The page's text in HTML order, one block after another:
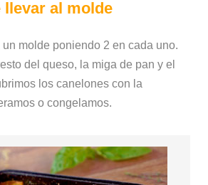
llevar al molde
un molde poniendo 2 en cada uno.
del queso, la miga de pan y el
los canelones con la
o congelamos.